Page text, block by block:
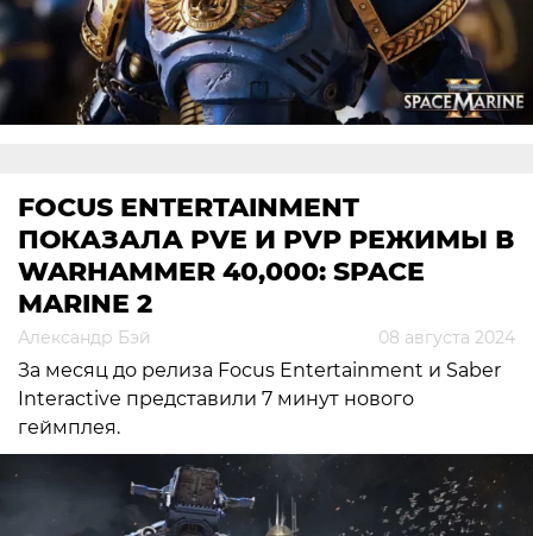
FOCUS ENTERTAINMENT
ПОКАЗАЛА PVE И PVP РЕЖИМЫ В
WARHAMMER 40,000: SPACE
MARINE 2
Александр Бэй 08 августа 2024
За месяц до релиза Focus Entertainment и Saber
Interactive представили 7 минут нового
геймплея.